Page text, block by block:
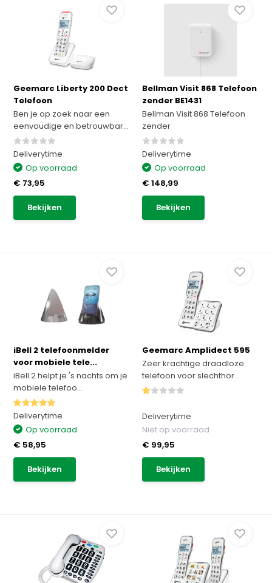
Geemarc Liberty 200 Dect
Telefoon
Ben je op zoek naar een
eenvoudige en betrouwbar...
Deliverytime
Op voorraad
€ 73,95
Bekijken
Bellman Visit 868 Telefoon
zender BE1431
Bellman Visit 868 Telefoon
zender
Deliverytime
Op voorraad
€ 148,99
Bekijken
iBell 2 telefoonmelder
voor mobiele tele...
iBell 2 helpt je 's nachts om je
mobiele telefoo...
Deliverytime
Op voorraad
€ 58,95
Bekijken
Geemarc Amplidect 595
Zeer krachtige draadloze
telefoon voor slechthor...
Deliverytime
Niet op voorraad
€ 99,95
Bekijken